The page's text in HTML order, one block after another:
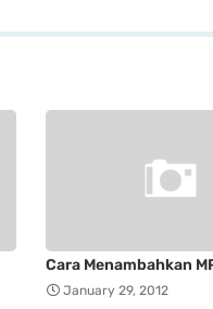
Cara Menambahkan
January 29, 2012